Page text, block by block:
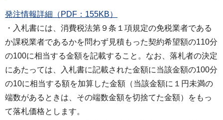
発注情報詳細（PDF：155KB）
・入札書には、消費税法第９条１項規定の免税業者である
か課税業者であるかを問わず見積もった契約希望額の110分
の100に相当する金額を記載すること。なお、落札者の決定
にあたっては、入札書に記載された金額に当該金額の100分
の10に相当する額を加算した金額（当該金額に１円未満の
端数があるときは、その端数金額を切捨てた金額）をもっ
て落札価格とします。